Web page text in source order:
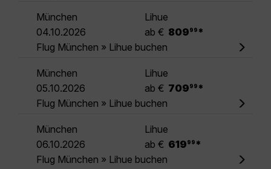
München
Lihue
04.10.2026
ab € 809 99 *
Flug München » Lihue buchen
München
Lihue
05.10.2026
ab € 709 99 *
Flug München » Lihue buchen
München
Lihue
06.10.2026
ab € 619 99 *
Flug München » Lihue buchen